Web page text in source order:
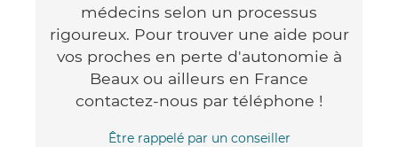
médecins selon un processus
rigoureux. Pour trouver une aide pour
vos proches en perte d'autonomie à
Beaux ou ailleurs en France
contactez-nous par téléphone !
Être rappelé par un conseiller